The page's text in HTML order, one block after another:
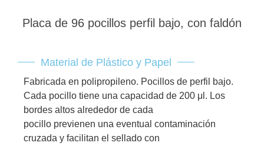
Placa de 96 pocillos perfil bajo, con faldón
Material de Plástico y Papel
Fabricada en polipropileno. Pocillos de perfil bajo.
Cada pocillo tiene una capacidad de 200 μl. Los
bordes altos alrededor de cada
pocillo previenen una eventual contaminación
cruzada y facilitan el sellado con